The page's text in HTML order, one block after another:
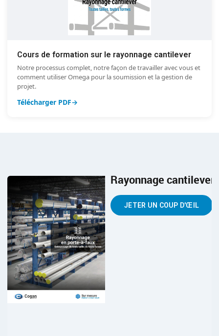
Cours de formation sur le rayonnage cantilever
Notre processus complet, notre façon de travailler avec vous et
comment utiliser Omega pour la soumission et la gestion de
projet.
Télécharger PDF
Rayonnage cantilever
JETER UN COUP D'ŒIL